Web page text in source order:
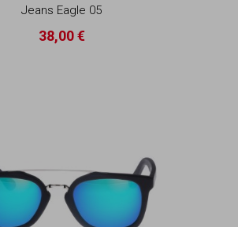
Jeans Eagle 05
38,00 €